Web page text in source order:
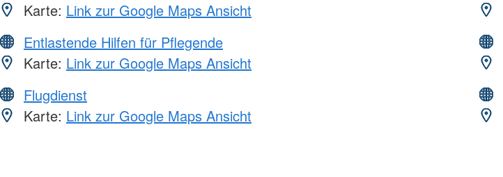
Karte: Link zur Google Maps Ansicht
Entlastende Hilfen für Pflegende
Karte: Link zur Google Maps Ansicht
Flugdienst
Karte: Link zur Google Maps Ansicht